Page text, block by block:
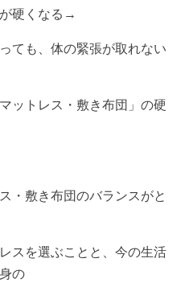
硬くなる→
ても、体の緊張が取れない
ットレス・敷き布団」の硬
・敷き布団のバランスがと
スを選ぶことと、今の生活
の